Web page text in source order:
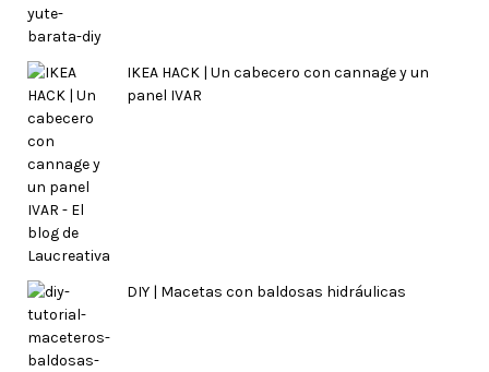
IKEA HACK | Un cabecero con cannage y un
panel IVAR
DIY | Macetas con baldosas hidráulicas